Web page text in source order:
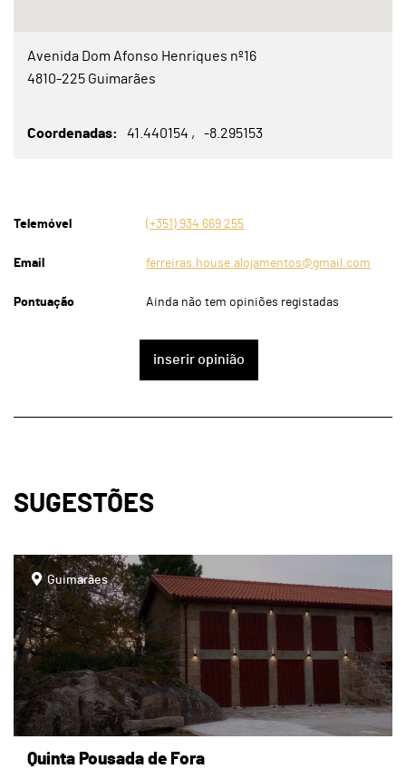
Avenida Dom Afonso Henriques nº16
4810-225 Guimarães
Coordenadas 41.440154 -8.295153
Telemóvel (+351) 934 669 255
Email ferreiras.house.alojamentos@gmail.com
Pontuação Ainda não tem opiniões registadas
inserir opinião
SUGESTÕES
page
Guimarães
Quinta Pousada de Fora